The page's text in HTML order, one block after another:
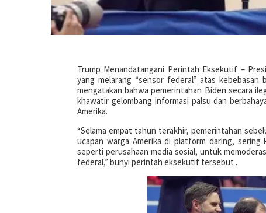
Trump Menandatangani Perintah Eksekutif –
yang melarang “sensor federal” atas
mengatakan bahwa pemerintahan Biden secara
khawatir gelombang informasi palsu dan
Amerika.
“Selama empat tahun terakhir, pemerintahan
ucapan warga Amerika di platform daring,
seperti perusahaan media sosial, untuk
federal,” bunyi perintah eksekutif tersebut .